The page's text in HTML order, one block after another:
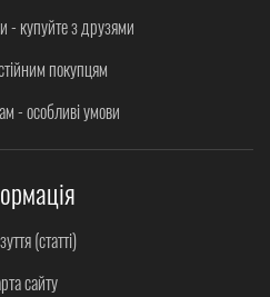
- купуйте з друзями
покупцям
- особливі умови
(статті)
сайту